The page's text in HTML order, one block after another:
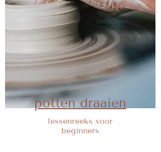
potten draaien
lessenreeks voor
beginners